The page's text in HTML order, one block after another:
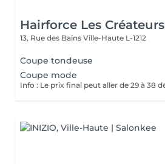
Hairforce Les Créateurs
13, Rue des Bains Ville-Haute L-1212
Coupe tondeuse
Coupe mode